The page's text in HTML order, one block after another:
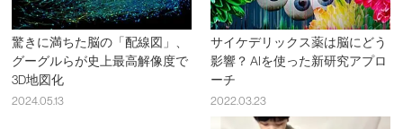
驚きに満ちた脳の「配線図」、
グーグルらが史上最高解像度で
3D地図化
2024.05.13
サイケデリックス薬は脳にどう
影響？ AIを使った新研究アプロ
ーチ
2022.03.23